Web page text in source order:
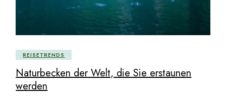
REISETRENDS
Naturbecken der Welt, die Sie erstaunen
werden